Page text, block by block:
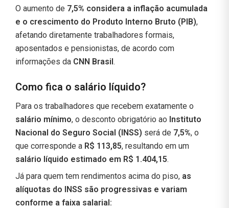
O aumento de 7,5% considera a inflação acumulada
e o crescimento do Produto Interno Bruto (PIB),
afetando diretamente trabalhadores formais,
aposentados e pensionistas, de acordo com
informações da CNN Brasil.
Como fica o salário líquido?
Para os trabalhadores que recebem exatamente o
salário mínimo, o desconto obrigatório ao Instituto
Nacional do Seguro Social (INSS) será de 7,5%, o
que corresponde a R$ 113,85, resultando em um
salário líquido estimado em R$ 1.404,15.
Já para quem tem rendimentos acima do piso, as
alíquotas do INSS são progressivas e variam
conforme a faixa salarial: